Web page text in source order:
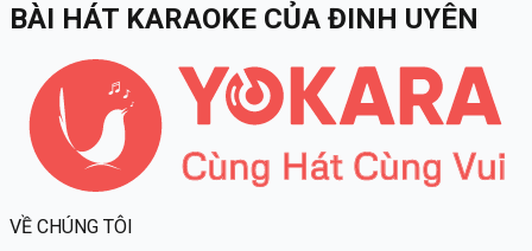
BÀI HÁT KARAOKE CỦA ĐINH UYÊN
VỀ CHÚNG TÔI